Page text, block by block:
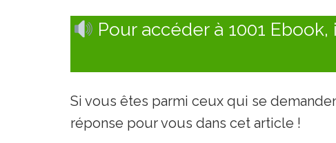
Pour accéder à 1001
Si vous êtes parmi ceux qui se
réponse pour vous dans cet article !